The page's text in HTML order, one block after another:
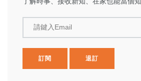
請鍵入Email
訂閱 退訂